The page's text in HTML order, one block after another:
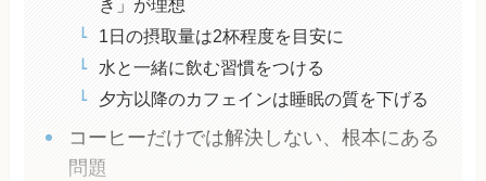
き」が理想
1日の摂取量は2杯程度を目安に
水と一緒に飲む習慣をつける
夕方以降のカフェインは睡眠の質を下げる
コーヒーだけでは解決しない、根本にある
問題